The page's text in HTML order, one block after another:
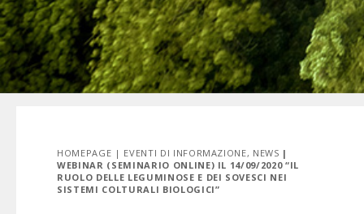
HOMEPAGE | EVENTI DI INFORMAZIONE, NEWS |
WEBINAR (SEMINARIO ONLINE) IL 14/09/2020 “IL
RUOLO DELLE LEGUMINOSE E DEI SOVESCI NEI
SISTEMI COLTURALI BIOLOGICI”